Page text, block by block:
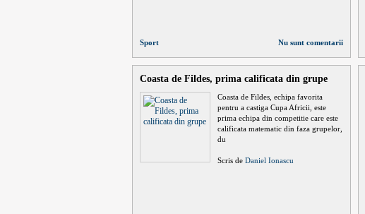
Sport Nu sunt comentarii
Coasta de Fildes, prima calificata din grupe
Coasta de Fildes, echipa favorita
pentru a castiga Cupa Africii, este
prima echipa din competitie care este
calificata matematic din faza grupelor,
du
Scris de Daniel Ionascu